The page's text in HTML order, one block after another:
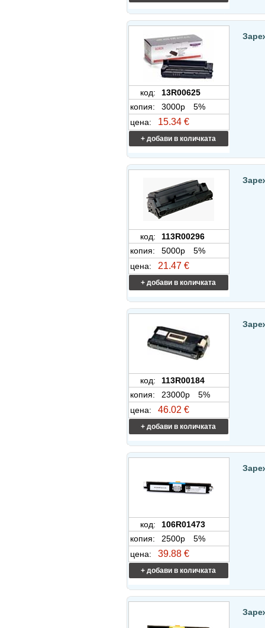
код:
13R00625
копия:
3000p
5%
цена:
15.34 €
+ добави в количката
код:
113R00296
копия:
5000p
5%
цена:
21.47 €
+ добави в количката
код:
113R00184
копия:
23000p
5%
цена:
46.02 €
+ добави в количката
код:
106R01473
копия:
2500p
5%
цена:
39.88 €
+ добави в количката